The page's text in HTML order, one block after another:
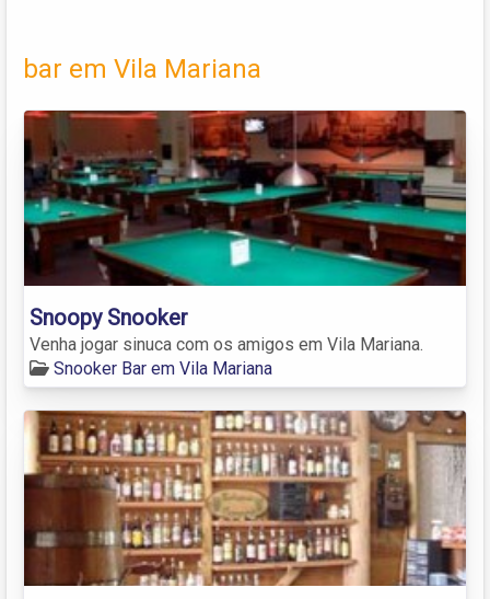
bar em Vila Mariana
Snoopy Snooker
Venha jogar sinuca com os amigos em Vila Mariana.
Snooker Bar em Vila Mariana